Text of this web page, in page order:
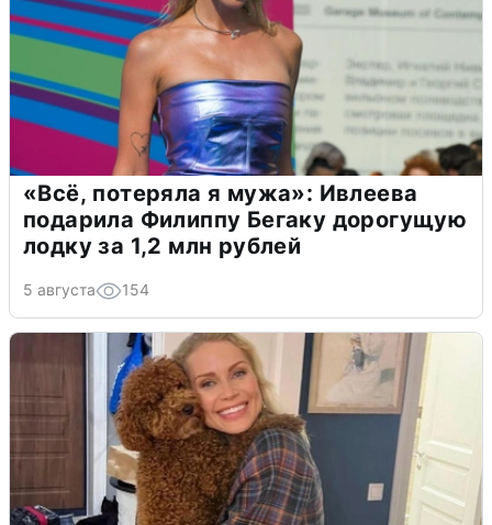
«Всё, потеряла я мужа»: Ивлеева
подарила Филиппу Бегаку дорогущую
лодку за 1,2 млн рублей
5 августа 154